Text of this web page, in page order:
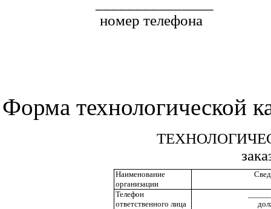
номер телефона
Форма технологической
Наименование
организации
Телефон
ответственного лица